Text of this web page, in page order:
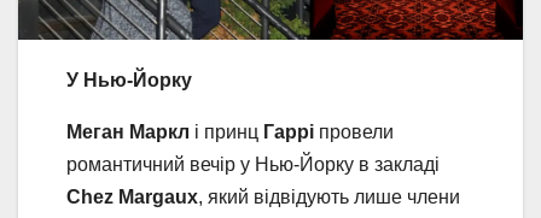
У Нью-Йорку
Меган Маркл і принц Гаррі провели
романтичний вечір у Нью-Йорку в закладі
Chez Margaux, який відвідують лише члени